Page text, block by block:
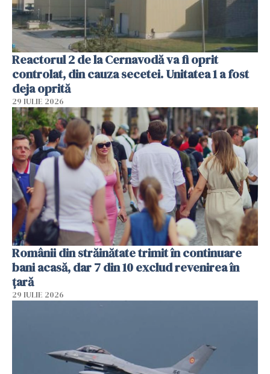
Reactorul 2 de la Cernavodă va fi oprit
controlat, din cauza secetei. Unitatea 1 a fost
deja oprită
29 IULIE 2026
Românii din străinătate trimit în continuare
bani acasă, dar 7 din 10 exclud revenirea în
țară
29 IULIE 2026